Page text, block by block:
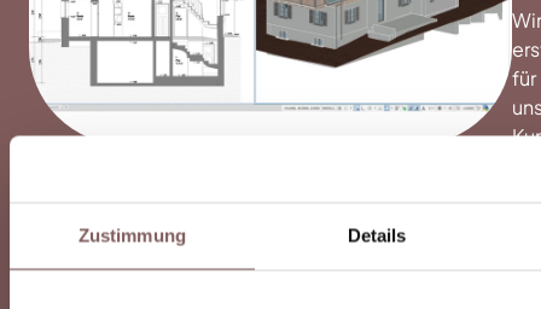
Zustimmung Details
Wir
für